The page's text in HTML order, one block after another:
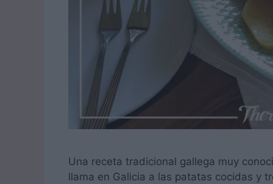
Una receta tradicional gallega muy
llama en Galicia a las patatas cocidas y